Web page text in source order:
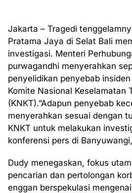
Jakarta – Tragedi
Pratama Jaya di Selat Bali
investigasi. Menteri
purwagandhi menyerahkan
penyelidikan penyebab
Komite Nasional Keselamatan
(KNKT).”Adapun penyebab
menyerahkan sesuai dengan
KNKT untuk melakukan
konferensi pers di
Dudy menegaskan, fokus
pencarian dan pertolongan
enggan berspekulasi